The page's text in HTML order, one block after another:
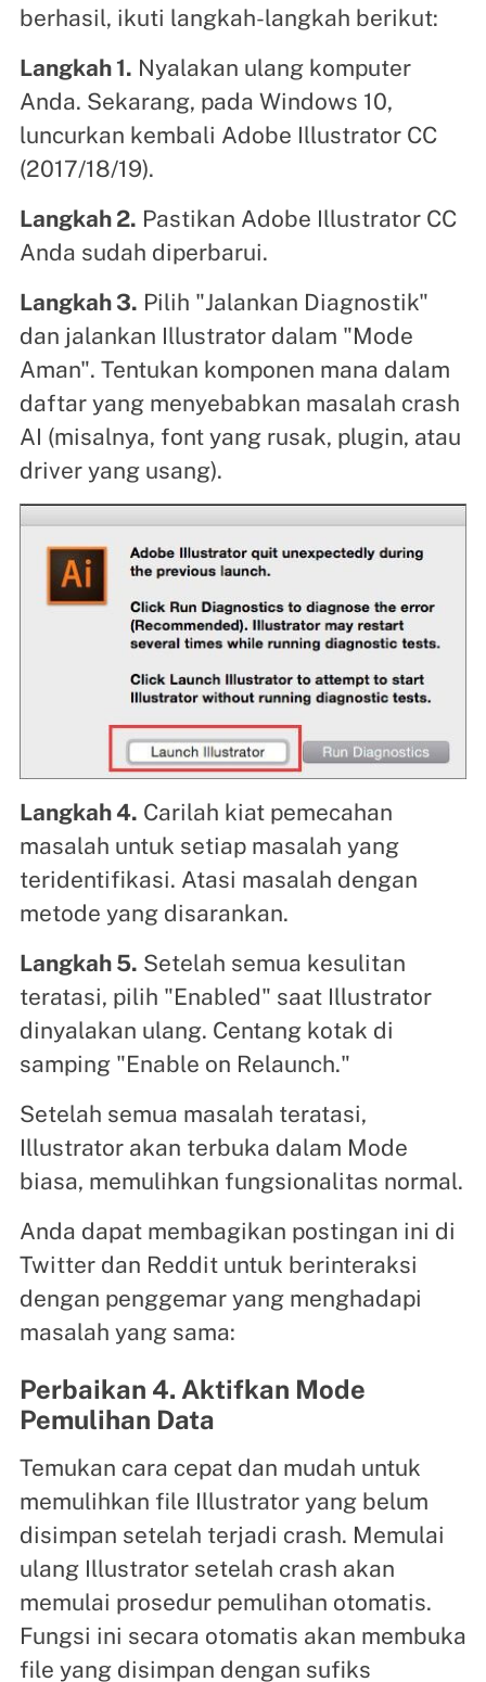
berhasil, ikuti langkah-langkah berikut:
Langkah 1. Nyalakan ulang komputer
Anda. Sekarang, pada Windows 10,
luncurkan kembali Adobe Illustrator CC
(2017/18/19).
Langkah 2. Pastikan Adobe Illustrator CC
Anda sudah diperbarui.
Langkah 3. Pilih "Jalankan Diagnostik"
dan jalankan Illustrator dalam "Mode
Aman". Tentukan komponen mana dalam
daftar yang menyebabkan masalah crash
AI (misalnya, font yang rusak, plugin, atau
driver yang usang).
Langkah 4. Carilah kiat pemecahan
masalah untuk setiap masalah yang
teridentifikasi. Atasi masalah dengan
metode yang disarankan.
Langkah 5. Setelah semua kesulitan
teratasi, pilih "Enabled" saat Illustrator
dinyalakan ulang. Centang kotak di
samping "Enable on Relaunch."
Setelah semua masalah teratasi,
Illustrator akan terbuka dalam Mode
biasa, memulihkan fungsionalitas normal.
Anda dapat membagikan postingan ini di
Twitter dan Reddit untuk berinteraksi
dengan penggemar yang menghadapi
masalah yang sama:
Perbaikan 4. Aktifkan Mode
Pemulihan Data
Temukan cara cepat dan mudah untuk
memulihkan file Illustrator yang belum
disimpan setelah terjadi crash. Memulai
ulang Illustrator setelah crash akan
memulai prosedur pemulihan otomatis.
Fungsi ini secara otomatis akan membuka
file yang disimpan dengan sufiks